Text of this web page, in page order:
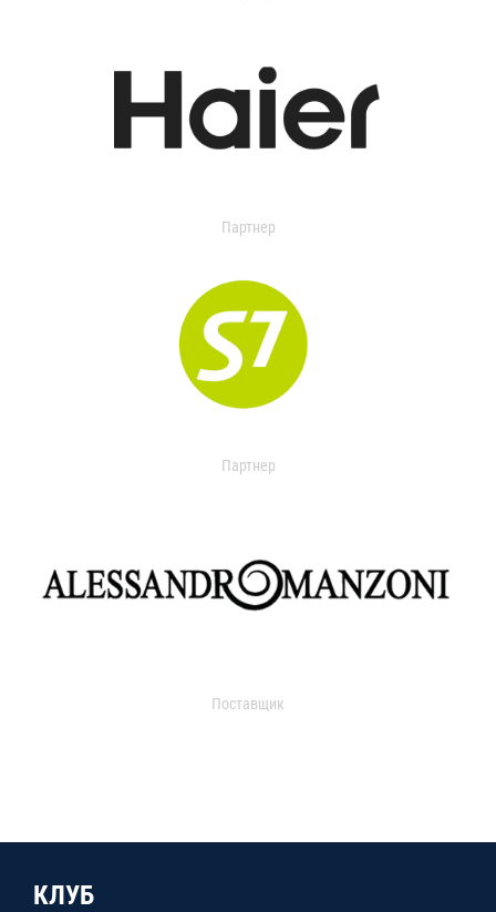
Партнер
Партнер
Поставщик
КЛУБ